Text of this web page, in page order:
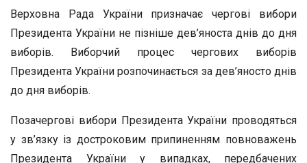
Верховна Рада України призначає чергові вибори
Президента України не пізніше дев’яноста днів до дня
виборів. Виборчий процес чергових виборів
Президента України розпочинається за дев’яносто днів
до дня виборів.
Позачергові вибори Президента України проводяться
у зв’язку із достроковим припиненням повноважень
Президента України у випадках, передбачених